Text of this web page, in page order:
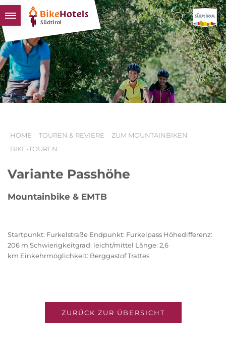
BIKEHOTELS
HOTELS & PAKETE
TOUREN & REVIERE
SÜDTIROL & WIR
HOME TOUREN & REVIERE
ZUM MOUNTAINBIKEN
BIKE-TOUREN
Variante Passhöhe
Mountainbike & EMTB
Startpunkt: Furkelstraße Endpunkt: Furkelpass Höhedifferenz:
206 m Schwierigkeitgrad: leicht/mittel Länge: 2,6
km Einkehrmöglichkeit: Berggastof Trattes
ZURÜCK ZUR ÜBERSICHT